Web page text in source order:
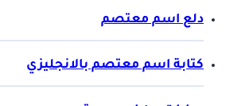
دلع اسم معتصم
كتابة اسم معتصم بالانجليزي